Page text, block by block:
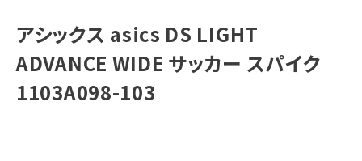
ACCOUNT MENU
ようこそ ゲスト 様
meeting_room ログイン person
アシックス asics DS LIGHT
ADVANCE WIDE サッカー スパイク
1103A098-103